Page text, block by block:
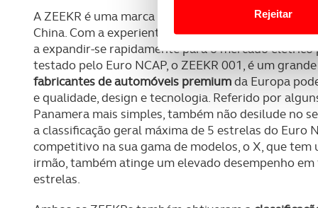
Usamos cookies para
funcionalidades de redes
Adicionalmente partilhamos
e organizações na UE e em
O ACP garantirá que as
consentimento e quando tal
Realçamos que o bloqueio
navegação no Website e
Rejeitar
A ZEEKR é uma marca nova, lançada
China. Com a experiente empresa-mãe chinesa, a
a expandir-se rapidamente para o mercado
testado pelo Euro NCAP, o ZEEKR 001, é um
fabricantes de automóveis premiumda Europa
e qualidade, design e tecnologia. Referido por
Panamera mais simples, também não desilude no
a classificação geral máxima de 5 estrelas do Euro
competitivo na sua gama de modelos, o X, que
irmão, também atinge um elevado desempenho
estrelas.